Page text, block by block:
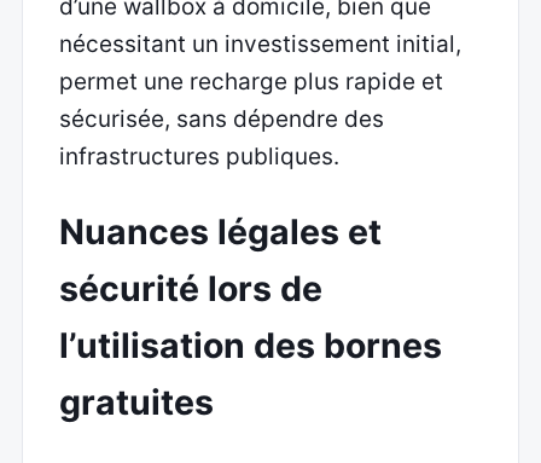
d’une wallbox à domicile, bien que
nécessitant un investissement initial,
permet une recharge plus rapide et
sécurisée, sans dépendre des
infrastructures publiques.
Nuances légales et
sécurité lors de
l’utilisation des bornes
gratuites